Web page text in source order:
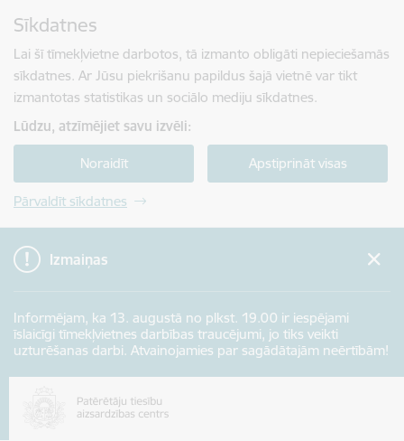
Sīkdatnes
Lai šī tīmekļvietne darbotos, tā izmanto obligāti nepieciešamās
sīkdatnes. Ar Jūsu piekrišanu papildus šajā vietnē var tikt
izmantotas statistikas un sociālo mediju sīkdatnes.
Lūdzu, atzīmējiet savu izvēli:
Noraidīt Apstiprināt visas
Pārvaldīt sīkdatnes
Izmaiņas
Informējam, ka 13. augustā no plkst. 19.00 ir iespējami
īslaicīgi tīmekļvietnes darbības traucējumi, jo tiks veikti
uzturēšanas darbi. Atvainojamies par sagādātajām neērtībām!